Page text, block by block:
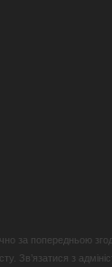
за попередньою
Зв’язатися з